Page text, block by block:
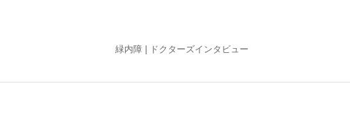
緑内障 | ドクターズインタビュー